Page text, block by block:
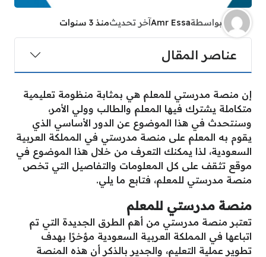
بواسطةAmr Essaآخر تحديثمنذ 3 سنوات
عناصر المقال
إن منصة مدرستي للمعلم هي بمثابة منظومة تعليمية
متكاملة يشترك فيها المعلم والطالب وولي الأمر،
وسنتحدث في هذا الموضوع عن الدور الأساسي الذي
يقوم به المعلم على منصة مدرستي في المملكة العربية
السعودية، لذا يمكنك التعرف من خلال هذا الموضوع في
موقع تثقف على كل المعلومات والتفاصيل التي تخص
منصة مدرستي للمعلم، فتابع ما يلي.
منصة مدرستي للمعلم
تعتبر منصة مدرستي من أهم الطرق الجديدة التي تم
اتباعها في المملكة العربية السعودية مؤخرًا بهدف
تطوير عملية التعليم، والجدير بالذكر أن هذه المنصة